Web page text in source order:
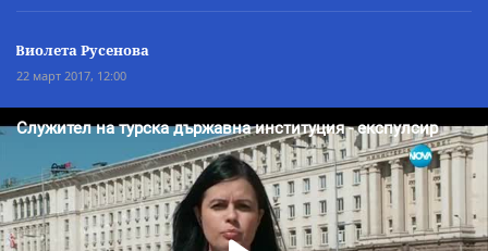
Виолета Русенова
22 март 2017, 12:00